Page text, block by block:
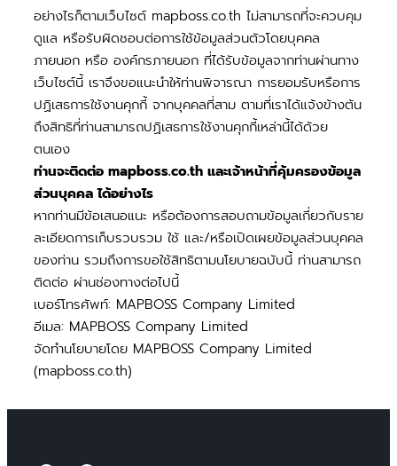
อย่างไรก็ตามเว็บไซต์ mapboss.co.th ไม่สามารถที่จะควบคุม
ดูแล หรือรับผิดชอบต่อการใช้ข้อมูลส่วนตัวโดยบุคคล
ภายนอก หรือ องค์กรภายนอก ที่ได้รับข้อมูลจากท่านผ่านทาง
เว็บไซต์นี้ เราจึงขอแนะนำให้ท่านพิจารณา การยอมรับหรือการ
ปฏิเสธการใช้งานคุกกี้ จากบุคคลที่สาม ตามที่เราได้แจ้งข้างต้น
ถึงสิทธิที่ท่านสามารถปฏิเสธการใช้งานคุกกี้เหล่านี้ได้ด้วย
ตนเอง
ท่านจะติดต่อ mapboss.co.th และเจ้าหน้าที่คุ้มครองข้อมูล
ส่วนบุคคล ได้อย่างไร
หากท่านมีข้อเสนอแนะ หรือต้องการสอบถามข้อมูลเกี่ยวกับราย
ละเอียดการเก็บรวบรวม ใช้ และ/หรือเปิดเผยข้อมูลส่วนบุคคล
ของท่าน รวมถึงการขอใช้สิทธิตามนโยบายฉบับนี้ ท่านสามารถ
ติดต่อ ผ่านช่องทางต่อไปนี้
เบอร์โทรศัพท์: MAPBOSS Company Limited
อีเมล: MAPBOSS Company Limited
จัดทำนโยบายโดย MAPBOSS Company Limited
(mapboss.co.th)